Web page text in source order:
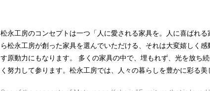
松永工房のコンセプトは一つ「人に愛される家具を。人に喜ばれ
ら松永工房が創った家具を選んでいただける、それは大変嬉しく
す原動力にもなります。 多くの家具の中で、埋もれず、光を放ち
く努力して参ります。松永工房では、人々の暮らしを豊かに彩る美